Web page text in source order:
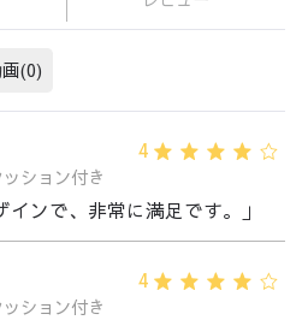
(0)
4
ション付き
インで、非常に満足です。」
4
ション付き